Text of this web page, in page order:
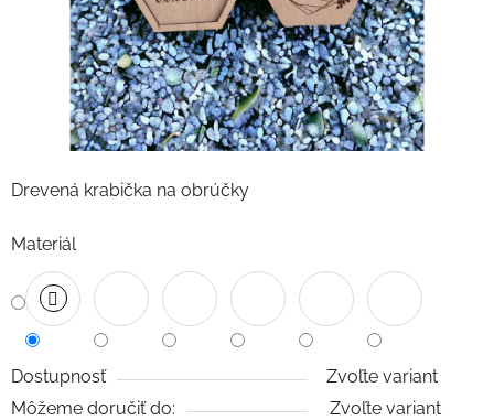
Drevená krabička na obrúčky
Materiál
Dostupnosť
Zvoľte variant
Môžeme doručiť do:
Zvoľte variant